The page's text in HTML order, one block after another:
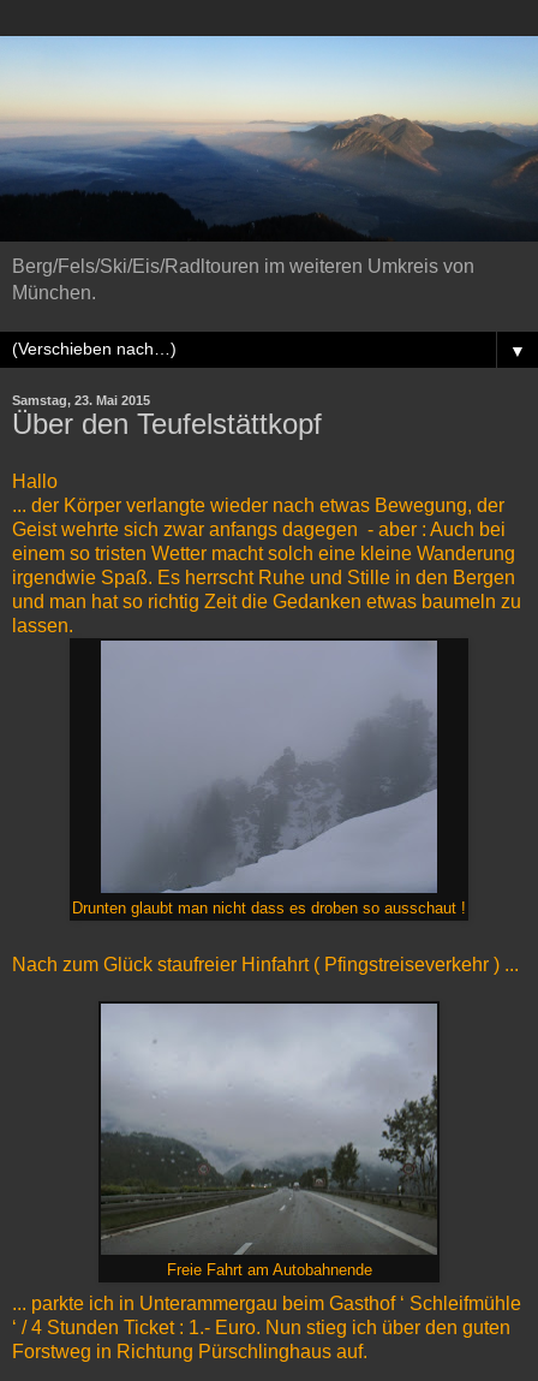
Berg/Fels/Ski/Eis/Radltouren im weiteren Umkreis von
München.
▼
Samstag, 23. Mai 2015
Über den Teufelstättkopf
Hallo
... der Körper verlangte wieder nach etwas Bewegung, der
Geist wehrte sich zwar anfangs dagegen - aber : Auch bei
einem so tristen Wetter macht solch eine kleine Wanderung
irgendwie Spaß. Es herrscht Ruhe und Stille in den Bergen
und man hat so richtig Zeit die Gedanken etwas baumeln zu
lassen.
Drunten glaubt man nicht dass es droben so ausschaut !
Nach zum Glück staufreier Hinfahrt ( Pfingstreiseverkehr ) ...
Freie Fahrt am Autobahnende
... parkte ich in Unterammergau beim Gasthof ‘ Schleifmühle
‘ / 4 Stunden Ticket : 1.- Euro. Nun stieg ich über den guten
Forstweg in Richtung Pürschlinghaus auf.